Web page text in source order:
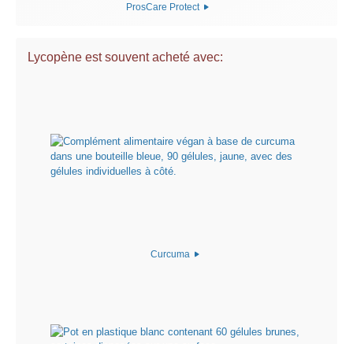
ProsCare Protect
Lycopène est souvent acheté avec:
Curcuma